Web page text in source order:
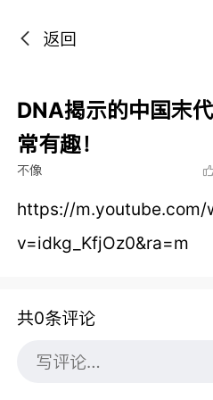
返回
DNA揭示的中国末
常有趣！
不像
https://m.youtube.com/
v=idkg_KfjOz0&ra=m
共0条评论